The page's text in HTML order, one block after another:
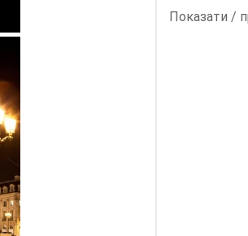
Показати /